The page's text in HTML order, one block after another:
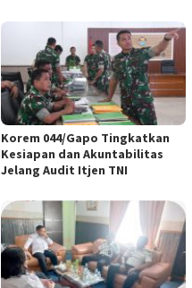
Korem 044/Gapo Tingkatkan
Kesiapan dan Akuntabilitas
Jelang Audit Itjen TNI